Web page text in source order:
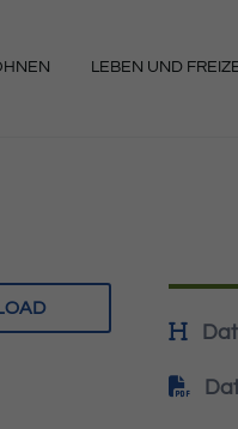
LEBEN UND